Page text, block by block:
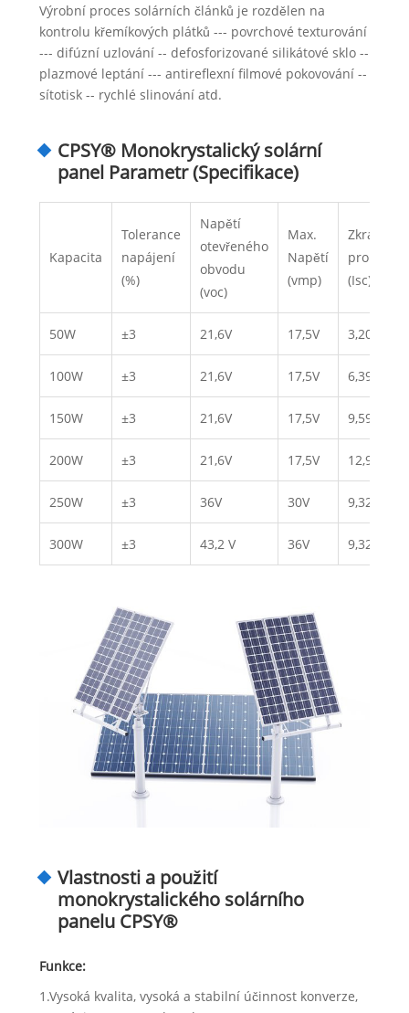
Výrobní proces solárních článků je rozdělen na
kontrolu křemíkových plátků --- povrchové texturování
--- difúzní uzlování -- defosforizované silikátové sklo --
plazmové leptání --- antireflexní filmové pokovování --
sítotisk -- rychlé slinování atd.
CPSY® Monokrystalický solární
panel Parametr (Specifikace)
Kapacita
Tolerance
napájení
(%)
Napětí
otevřeného
obvodu
(voc)
Max.
Napětí
(vmp)
Zkratový
proud
(Isc)
50W ±3 21,6V 17,5V 3,20A
100W ±3 21,6V 17,5V 6,39A
150W ±3 21,6V 17,5V 9,59A
200W ±3 21,6V 17,5V 12,9A
250W ±3 36V 30V 9,32A
300W ±3 43,2 V 36V 9,32A
Vlastnosti a použití
monokrystalického solárního
panelu CPSY®
Funkce:
1.Vysoká kvalita, vysoká a stabilní účinnost konverze,